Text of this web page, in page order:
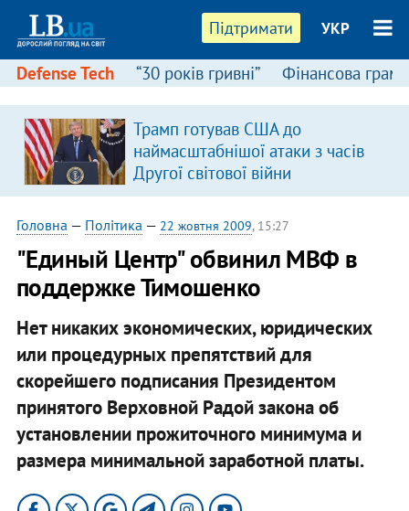
Підтримати УКР
Defense Tech “30 років гривні” Фінансова
Трамп готував США до
наймасштабнішої атаки з часів
Другої світової війни
Головна — Політика — 22 жовтня 2009, 15:27
"Единый Центр" обвинил МВФ в
поддержке Тимошенко
Нет никаких экономических, юридических
или процедурных препятствий для
скорейшего подписания Президентом
принятого Верховной Радой закона об
установлении прожиточного минимума и
размера минимальной заработной платы.